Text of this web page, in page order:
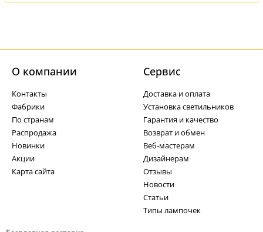
О компании
Контакты
Фабрики
По странам
Распродажа
Новинки
Акции
Карта сайта
Cервис
Доставка и оплата
Установка светильников
Гарантия и качество
Возврат и обмен
Веб-мастерам
Дизайнерам
Отзывы
Новости
Статьи
Типы лампочек